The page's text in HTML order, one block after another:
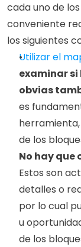
cada uno de
conveniente
los siguientes
Utilizar el
examinar si
obvias
es
de los
No hay que
Estos son
detalles o
por lo cual
u
de los